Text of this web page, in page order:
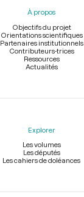
À propos
Objectifs du projet
Orientations scientifiques
Partenaires institutionnels
Contributeurs-trices
Ressources
Actualités
Explorer
Les volumes
Les députés
Les cahiers de doléances